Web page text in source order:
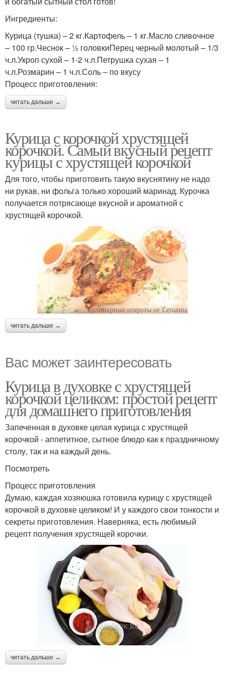
Ингредиенты:
Курица (тушка) – 2 кг.Картофель – 1 кг.Масло сливочное
– 100 гр.Чеснок – ½ головкиПерец черный молотый – 1/3
ч.л.Укроп сухой – 1-2 ч.л.Петрушка сухая – 1
ч.л.Розмарин – 1 ч.л.Соль – по вкусу
Процесс приготовления:
читать дальше →
Курица с корочкой хрустящей
корочкой. Самый вкусный рецепт
курицы с хрустящей корочкой
Для того, чтобы приготовить такую вкуснятину не надо
ни рукав, ни фольга только хороший маринад. Курочка
получается потрясающе вкусной и ароматной с
хрустящей корочкой.
читать дальше →
Вас может заинтересовать
Курица в духовке с хрустящей
корочкой целиком: простой рецепт
для домашнего приготовления
Запеченная в духовке целая курица с хрустящей
корочкой - аппетитное, сытное блюдо как к праздничному
столу, так и на каждый день.
Посмотреть
Процесс приготовления
Думаю, каждая хозяюшка готовила курицу с хрустящей
корочкой в духовке целиком! И у каждого свои тонкости и
секреты приготовления. Наверняка, есть любимый
рецепт получения хрустящей корочки.
читать дальше →